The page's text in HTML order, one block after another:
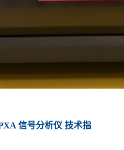
信号分析仪 技术指